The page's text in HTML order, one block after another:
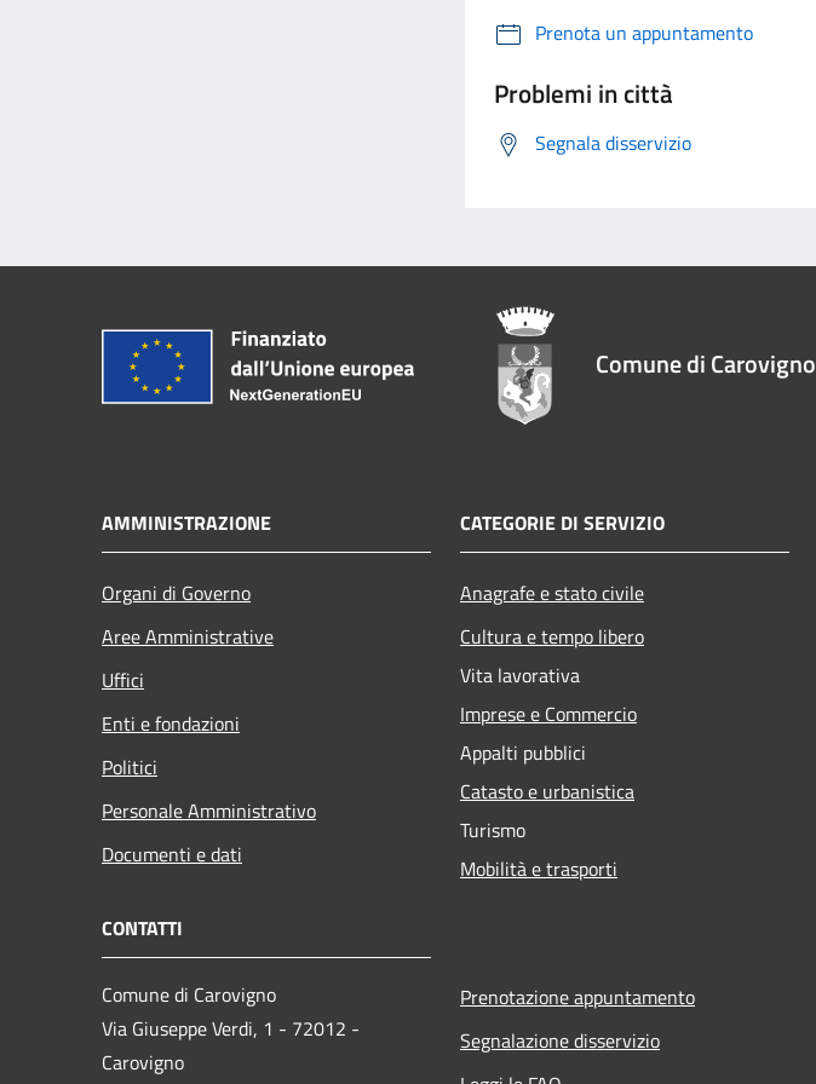
Prenota un appuntamento
Problemi in città
Segnala disservizio
Comune di Carovigno
AMMINISTRAZIONE
Organi di Governo
Aree Amministrative
Uffici
Enti e fondazioni
Politici
Personale Amministrativo
Documenti e dati
CATEGORIE DI SERVIZIO
Anagrafe e stato civile
Cultura e tempo libero
Vita lavorativa
Imprese e Commercio
Appalti pubblici
Catasto e urbanistica
Turismo
Mobilità e trasporti
CONTATTI
Comune di Carovigno
Via Giuseppe Verdi, 1 - 72012 -
Carovigno
Prenotazione appuntamento
Segnalazione disservizio